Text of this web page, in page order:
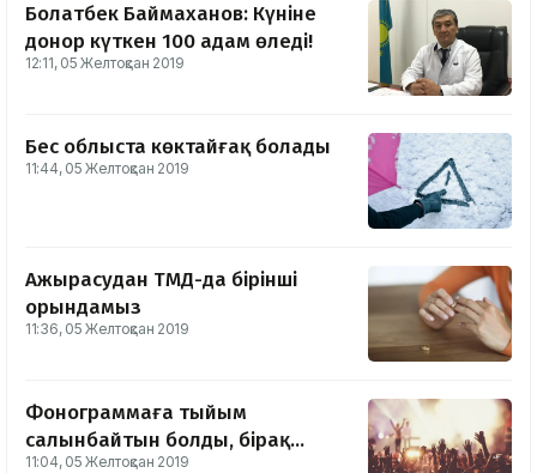
Болатбек Баймаханов: Күніне
донор күткен 100 адам өледі!
12:11, 05 Желтоқсан 2019
Бес облыста көктайғақ болады
11:44, 05 Желтоқсан 2019
Ажырасудан ТМД-да бірінші
орындамыз
11:36, 05 Желтоқсан 2019
Фонограммаға тыйым
салынбайтын болды, бірақ...
11:04, 05 Желтоқсан 2019